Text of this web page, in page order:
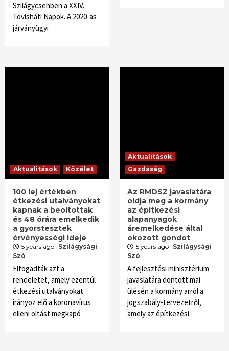
Szilágycsehben a XXIV.
Tövisháti Napok. A 2020-as
járványügyi
Aktualitások Közélet
100 lej értékben
étkezési utalványokat
kapnak a beoltottak
és 48 órára emelkedik
a gyorstesztek
érvényességi ideje
5 years ago Szilágysági
Szó
Elfogadták azt a
rendeletet, amely ezentúl
étkezési utalványokat
irányoz elő a koronavírus
elleni oltást megkapó
Aktualitások
Gazdaság
Az RMDSZ javaslatára
oldja meg a kormány
az építkezési
alapanyagok
áremelkedése által
okozott gondot
5 years ago Szilágysági
Szó
A fejlesztési minisztérium
javaslatára döntött mai
ülésén a kormány arról a
jogszabály-tervezetről,
amely az építkezési